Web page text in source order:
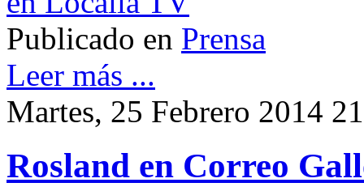
Publicado en Prensa
Leer más ...
Martes, 25 Febrero 2014
Rosland en Correo